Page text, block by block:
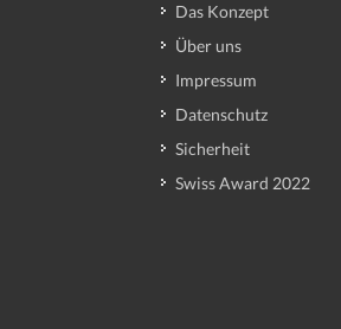
Das Konzept
Über uns
Impressum
Datenschutz
Sicherheit
Swiss Award 2022